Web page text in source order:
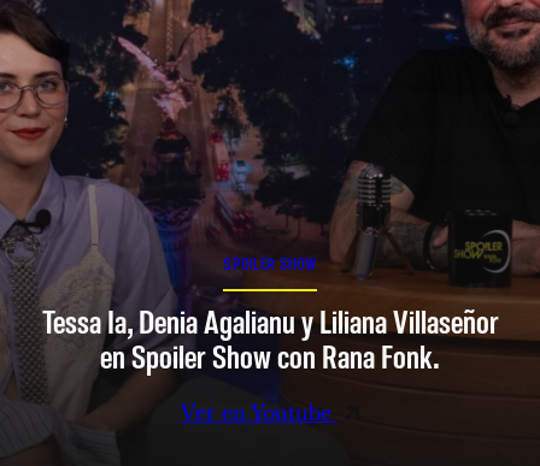
SPOILER SHOW
Tessa Ia, Denia Agalianu y Liliana Villaseñor
en Spoiler Show con Rana Fonk.
Ver en Youtube